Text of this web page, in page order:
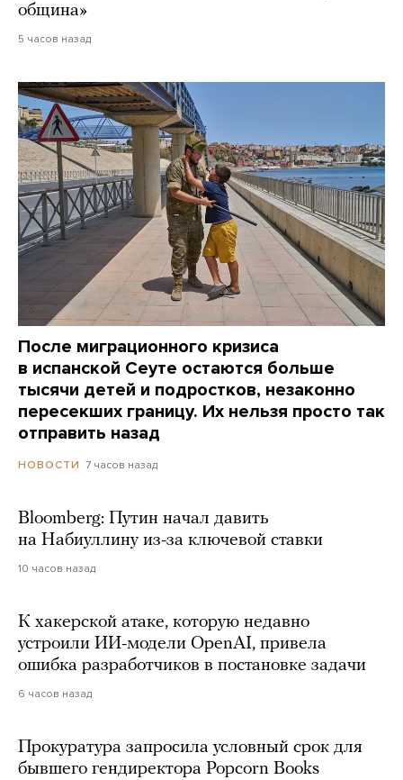
община»
5 часов назад
После миграционного кризиса
в испанской Сеуте остаются больше
тысячи детей и подростков, незаконно
пересекших границу. Их нельзя просто так
отправить назад
НОВОСТИ 7 часов назад
Bloomberg: Путин начал давить
на Набиуллину из-за ключевой ставки
10 часов назад
К хакерской атаке, которую недавно
устроили ИИ-модели OpenAI, привела
ошибка разработчиков в постановке задачи
6 часов назад
Прокуратура запросила условный срок для
бывшего гендиректора Popcorn Books